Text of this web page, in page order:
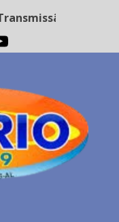
ao vivo